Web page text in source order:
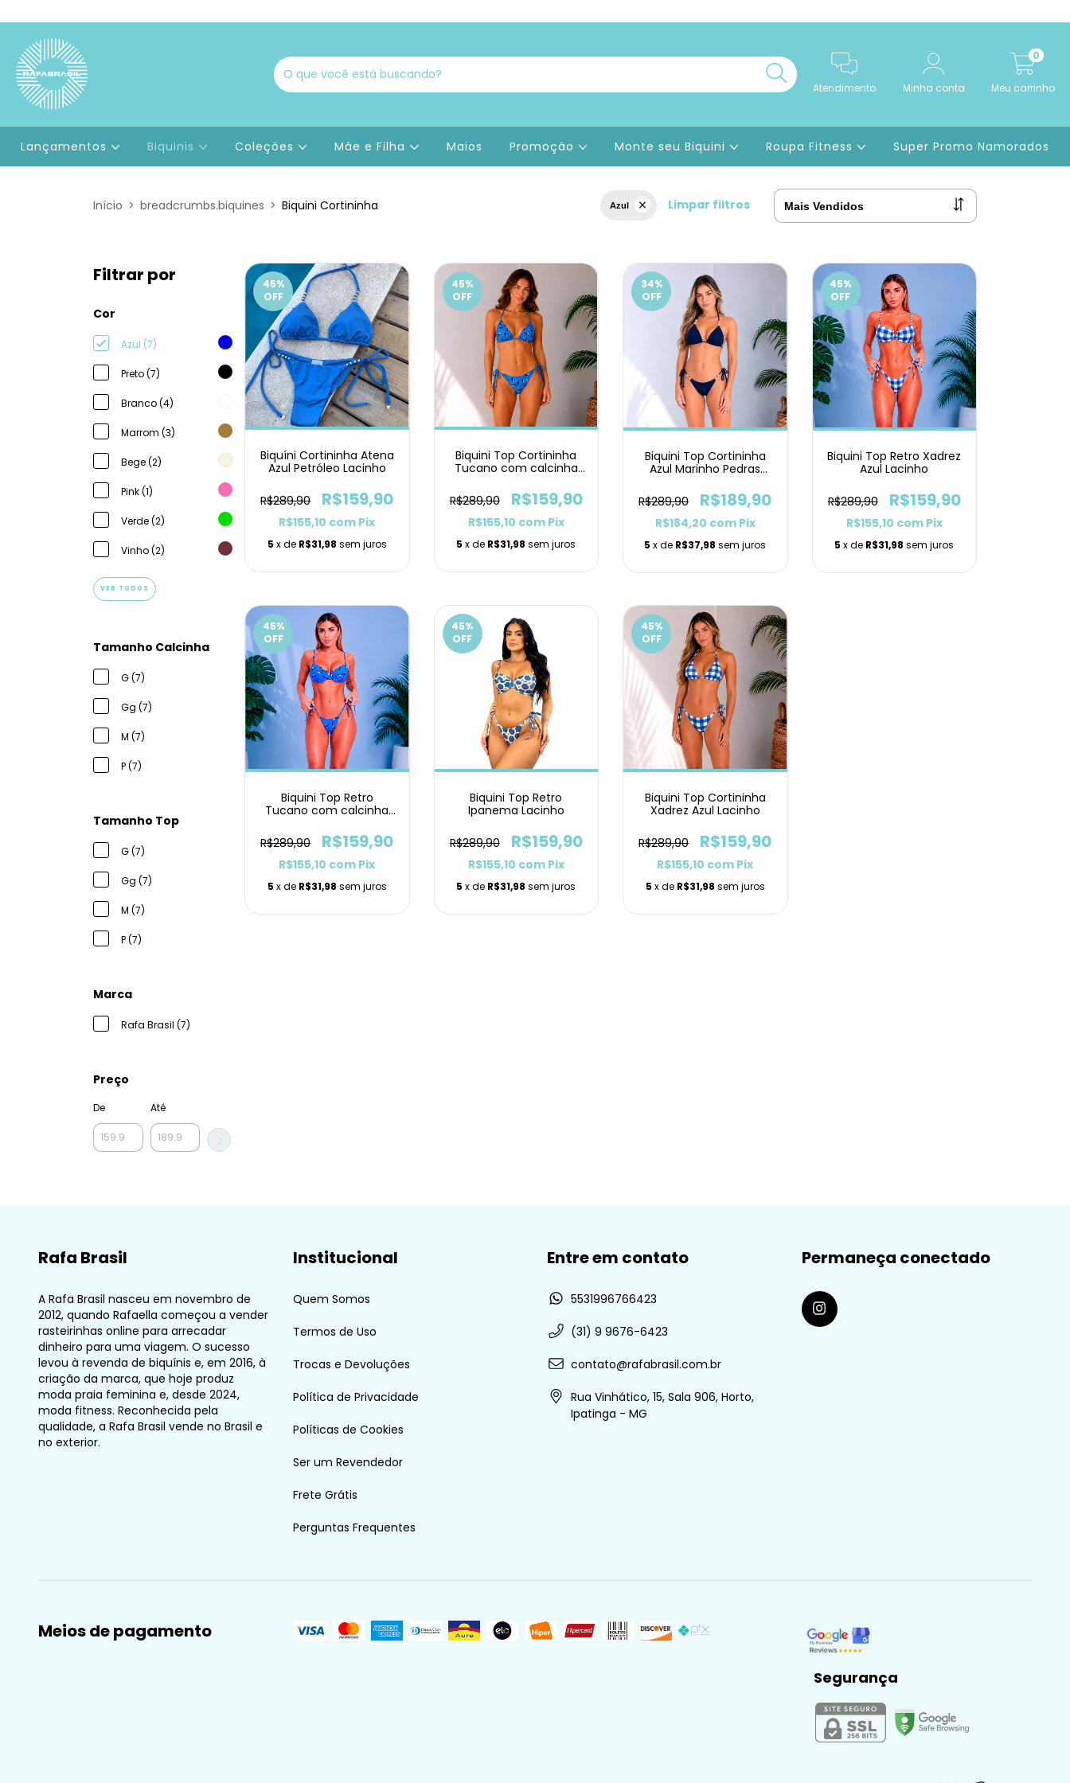
Atendimento Minha conta Meu carrinho
0
Lançamentos Biquinis Coleções Mãe e Filha Maios Promoção Monte seu Biquini Roupa Fitness Super Promo Namorados
Início > breadcrumbs.biquines > Biquini Cortininha Azul Limpar filtros
Filtrar por
Cor
Azul (7)
Preto (7)
Branco (4)
Marrom (3)
Bege (2)
Pink (1)
Verde (2)
Vinho (2)
VER TODOS
Tamanho Calcinha
G (7)
Gg (7)
M (7)
P (7)
Tamanho Top
G (7)
Gg (7)
M (7)
P (7)
Marca
Rafa Brasil (7)
Preço
De Até
45%
OFF
Biquíni Cortininha Atena
Azul Petróleo Lacinho
R$289,90 R$159,90
R$155,10 com Pix
5 x de R$31,98 sem juros
45%
OFF
Biquini Top Cortininha
Tucano com calcinha
R$289,90
R$159,90
R$155,10 com Pix
5 x de R$31,98 sem juros
34%
OFF
Biquini Top Cortininha
Azul Marinho Pedras
R$289,90
R$189,90
R$184,20 com Pix
5 x de R$37,98 sem juros
45%
OFF
Biquini Top Retro Xadrez
Azul Lacinho
R$289,90 R$159,90
R$155,10 com Pix
5 x de R$31,98 sem juros
45%
OFF
Biquini Top Retro
Tucano com calcinha
R$289,90
R$159,90
R$155,10 com Pix
5 x de R$31,98 sem juros
45%
OFF
Biquini Top Retro
Ipanema Lacinho
R$289,90 R$159,90
R$155,10 com Pix
5 x de R$31,98 sem juros
45%
OFF
Biquini Top Cortininha
Xadrez Azul Lacinho
R$289,90 R$159,90
R$155,10 com Pix
5 x de R$31,98 sem juros
Rafa Brasil
A Rafa Brasil nasceu em novembro de
2012, quando Rafaella começou a vender
rasteirinhas online para arrecadar
dinheiro para uma viagem. O sucesso
levou à revenda de biquínis e, em 2016, à
criação da marca, que hoje produz
moda praia feminina e, desde 2024,
moda fitness. Reconhecida pela
qualidade, a Rafa Brasil vende no Brasil e
no exterior.
Institucional
Quem Somos
Termos de Uso
Trocas e Devoluções
Política de Privacidade
Políticas de Cookies
Ser um Revendedor
Frete Grátis
Perguntas Frequentes
Entre em contato
5531996766423
(31) 9 9676-6423
contato@rafabrasil.com.br
Rua Vinhático, 15, Sala 906, Horto,
Ipatinga - MG
Permaneça conectado
Meios de pagamento
Segurança